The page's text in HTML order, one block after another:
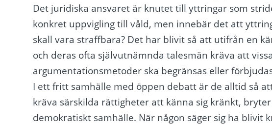
Det juridiska ansvaret är knutet till yttringar som
konkret uppvigling till våld, men innebär det att
skall vara straffbara? Det har blivit så att utifrån en
och deras ofta självutnämnda talesmän kräva att
argumentationsmetoder ska begränsas eller
I ett fritt samhälle med öppen debatt är de alltid så
kräva särskilda rättigheter att känna sig kränkt,
demokratiskt samhälle. När någon säger sig ha blivit